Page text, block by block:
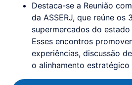
Destaca-se a Reunião
da ASSERJ, que reúne os
supermercados do
Esses encontros
experiências, discussão
o alinhamento estratégico